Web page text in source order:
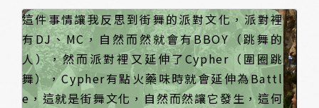
如果說今年在社區參與行動上最大的獲得，我
想應該也必須感謝ChangeMaker計畫吧，讓我
們更加省思計畫對於地方的需要性及必要性。
往往我們在這兩個選擇上的迷思而遺忘了計畫
沿路上的風景，也許計畫發起時做了多方的調
查認為這是地方的需要性，然而對於地方人
呢？是必要的嗎？儘管是必要的，但長期生活
下來，這些必要也變成不必要了，回到計畫本
撇除掉過往地開課程模式，我們改成與地方民
眾、青年、志工一起做個餐會，在這個餐會上
志工會準備街舞演出，長輩們就欣賞鼓勵就
好，結果後來發現，當餐桌上有部落風味餐，
又有微醺飲品時，讓我們看到計畫美麗的風
這件事情讓我反思到街舞的派對文化，派對裡
有DJ、MC，自然而然就會有BBOY（跳舞的
人），然而派對裡又延伸了Cypher（圍圈跳
舞），Cypher有點火藥味時就會延伸為Battl
e，這就是街舞文化，自然而然讓它發生，這何